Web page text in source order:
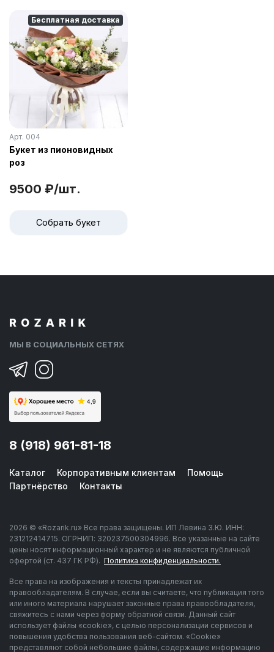
Бесплатная доставка
Арт. 004
Букет из пионовидных
роз
9500 ₽/шт.
Собрать букет
МЫ В СОЦИАЛЬНЫХ СЕТЯХ
8 (918) 961-81-18
Каталог Корпоративным клиентам
Помощь
Партнёрство
Контакты
2026 © «Rozarik.ru» Все права защищены. ИП Левина З.Ю. ИНН:
231212414715. ОГРНИП: 320237500304996. Все указанные на сайте
цены носят информационный характер и не являются публичной
офертой (ст. 437 ГК РФ). Политика конфиденциальности.
Все права на изображения и тексты принадлежат их
правообладателям. В случае, если вы считаете, что публикация того
или иного материала нарушает законные права правообладателя,
свяжитесь с нами через форму обратной связи. Данный сайт
использует файлы «cookie», с целью персонализации сервисов и
повышения удобства пользования веб-сайтом. «Cookie»
представляют собой небольшие файлы, содержащие информацию